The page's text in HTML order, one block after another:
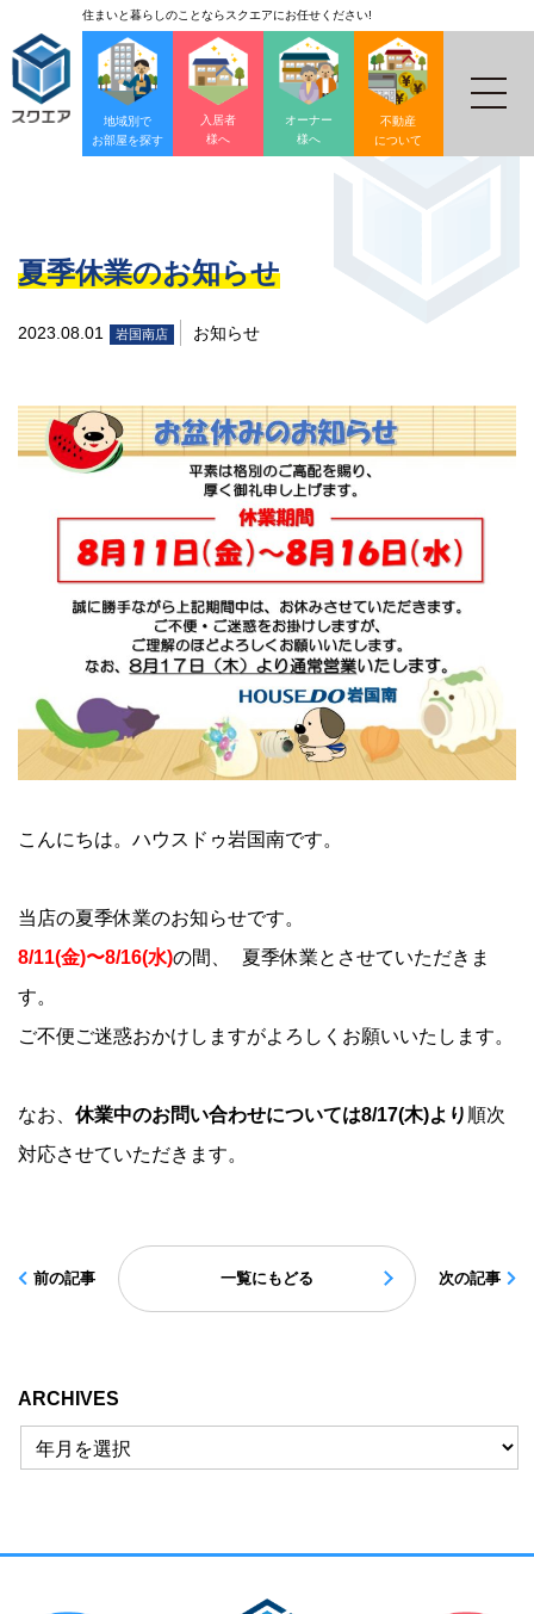
住まいと暮らしのことならスクエアにお任せください!
地域別で
お部屋を探す
入居者
様へ
オーナー
様へ
不動産
について
夏季休業のお知らせ
2023.08.01 岩国南店 お知らせ
こんにちは。ハウスドゥ岩国南です。
当店の夏季休業のお知らせです。
8/11(金)〜8/16(水)の間、 夏季休業とさせていただきま
す。
ご不便ご迷惑おかけしますがよろしくお願いいたします。
なお、 休業中のお問い合わせについては8/17(木)より 順次
対応させていただきます。
前の記事 一覧にもどる 次の記事
ARCHIVES